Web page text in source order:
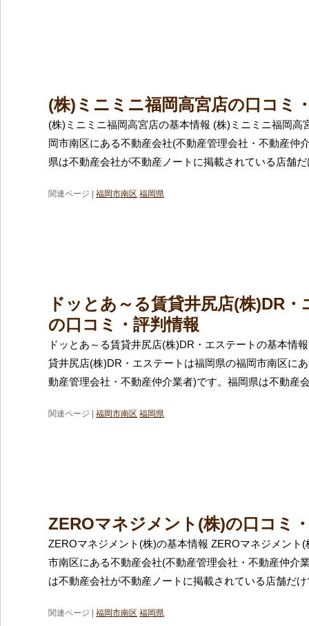
(株)ミニミニ福岡高宮店の口コミ
(株)ミニミニ福岡高宮店の基本情報 (株)ミニミニ福岡高
岡市南区にある不動産会社(不動産管理会社・不動産仲
県は不動産会社が不動産ノートに掲載されている店舗
関連ページ | 福岡市南区 福岡県
ドッとあ～る賃貸井尻店(株)DR
の口コミ・評判情報
ドッとあ～る賃貸井尻店(株)DR・エステートの基本情
貸井尻店(株)DR・エステートは福岡県の福岡市南区に
動産管理会社・不動産仲介業者)です。福岡県は不動産
関連ページ | 福岡市南区 福岡県
ZEROマネジメント(株)の口コミ
ZEROマネジメント(株)の基本情報 ZEROマネジメント
市南区にある不動産会社(不動産管理会社・不動産仲介
は不動産会社が不動産ノートに掲載されている店舗だ
関連ページ | 福岡市南区 福岡県